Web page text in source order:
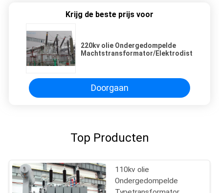
Krijg de beste prijs voor
220kv olie Ondergedompelde
Machtstransformator/
Doorgaan
Top Producten
110kv olie
Ondergedompelde